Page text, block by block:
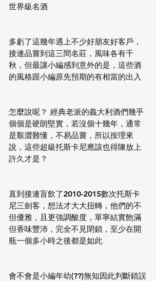
世界級名酒
多虧了這幾年遇上不少好朋友好客戶，
接連品嘗到這三間名莊，風味各有千
秋，但最讓小編感到意外的是，這些酒
的風格跟小編原先預期的有相當的出入
怎麼說呢？ 經典老派的義大利酒們幾乎
個個是硬朗堅實，若沒個十幾年，通常
是艱澀難懂，不易品嘗，所以按理來
說，這些超級托斯卡尼應該也得陳放上
許久才是？
直到接連盲飲了2010-2015數次托斯卡
尼三劍客，想法才大大扭轉，他們的不
但優雅，且更強調酸度，單寧結實飽滿
但香味豐沛，完全不見閉鎖，至少在開
瓶一個多小時之後都是如此
會不會是小編年幼(??)無知因此判斷錯誤